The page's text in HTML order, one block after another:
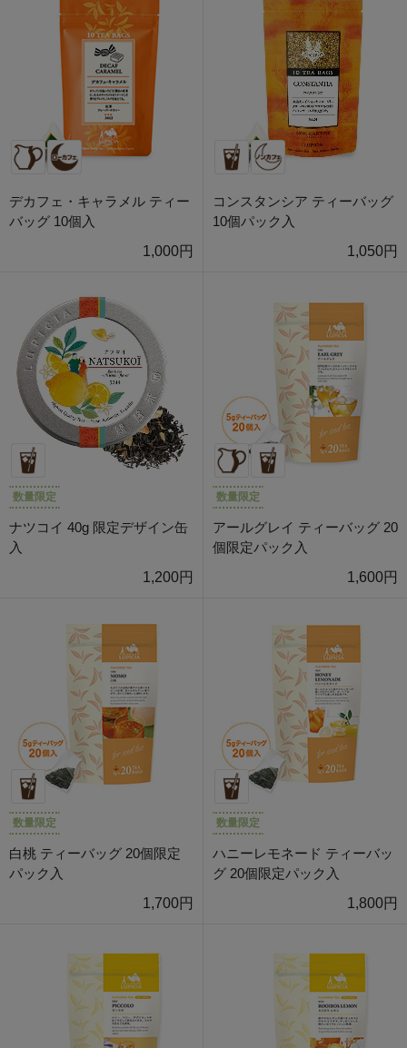
デカフェ・キャラメル ティー
バッグ 10個入
1,000円
コンスタンシア ティーバッグ
10個パック入
1,050円
数量限定
ナツコイ 40g 限定デザイン缶
入
1,200円
数量限定
アールグレイ ティーバッグ 20
個限定パック入
1,600円
数量限定
白桃 ティーバッグ 20個限定
パック入
1,700円
数量限定
ハニーレモネード ティーバッ
グ 20個限定パック入
1,800円